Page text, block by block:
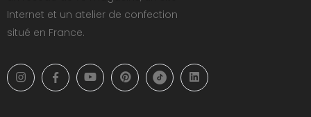
Internet et un atelier de confection
situé en France.